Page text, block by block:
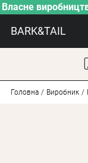
Власне
BARK&TAIL
Головна Виробник